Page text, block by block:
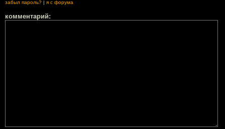
забыл пароль? | я с форума
комментарий: